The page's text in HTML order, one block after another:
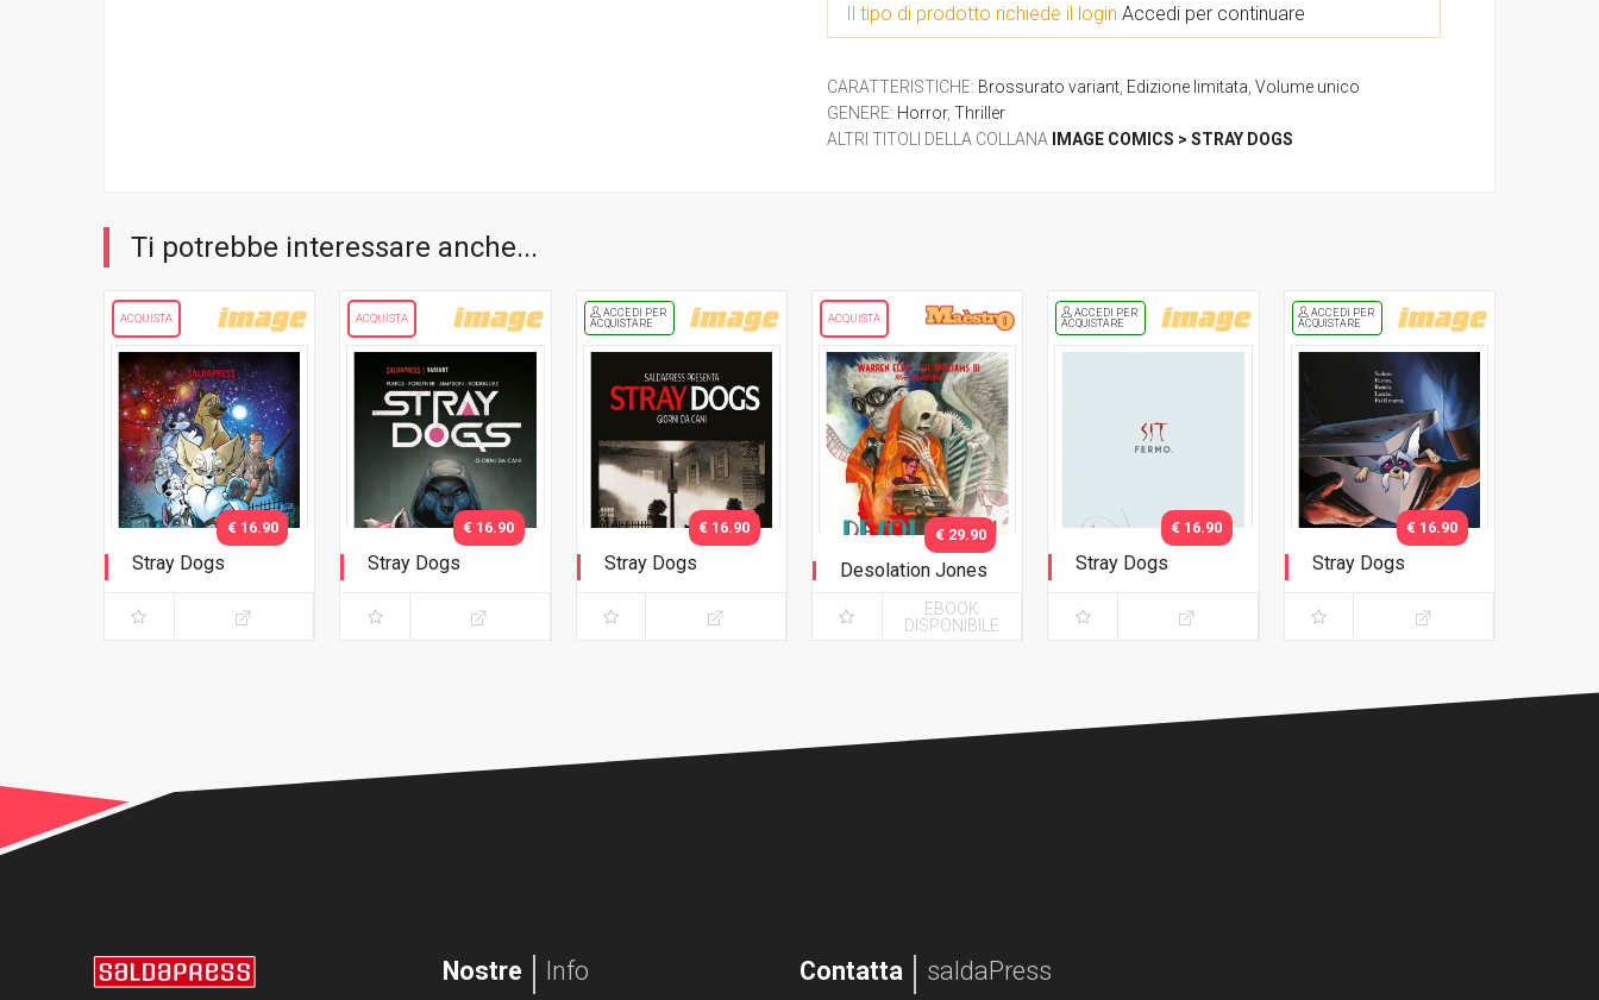
Il tipo di prodotto richiede il loginAccedi per continuare
CARATTERISTICHE: Brossurato variant Edizione limitata ,Volume unico
GENERE: Horror,Thriller
ALTRI TITOLI DELLA COLLANA
IMAGE COMICS > STRAY DOGS
Ti potrebbe interessare anche...
ACQUISTA
Stray Dogs
("Stranger Things")
€ 16.90
ACQUISTA
Stray Dogs
Versione A ("Squid
Game")
€ 16.90
ACCEDI PER
ACQUISTARE
Stray Dogs
Versione B
("L'esorcista")
€ 16.90
ACQUISTA
Desolation Jones
€ 29.90
EBOOK
DISPONIBILE
ACCEDI PER
ACQUISTARE
Stray Dogs
Versione C ("IT")
€ 16.90
ACCEDI PER
ACQUISTARE
Stray Dogs
Versione D
("Gremlins")
€ 16.90
Nostre Info Contatta saldaPress